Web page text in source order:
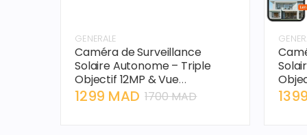
GENERALE
Caméra de Surveillance
Solaire Autonome – Triple
Objectif 12MP & Vue
Panoramique 360°
1299 MAD 1700 MAD